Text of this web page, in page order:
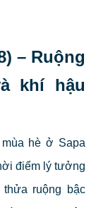
– Ruộng
khí hậu
hè ở Sapa
điểm lý tưởng
ruộng bậc